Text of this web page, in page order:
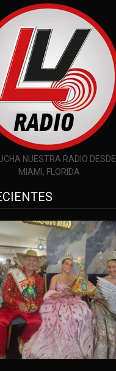
NUESTRA RADIO DESDE
MIAMI, FLORIDA